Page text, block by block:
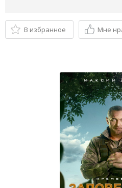
В избранное Мне